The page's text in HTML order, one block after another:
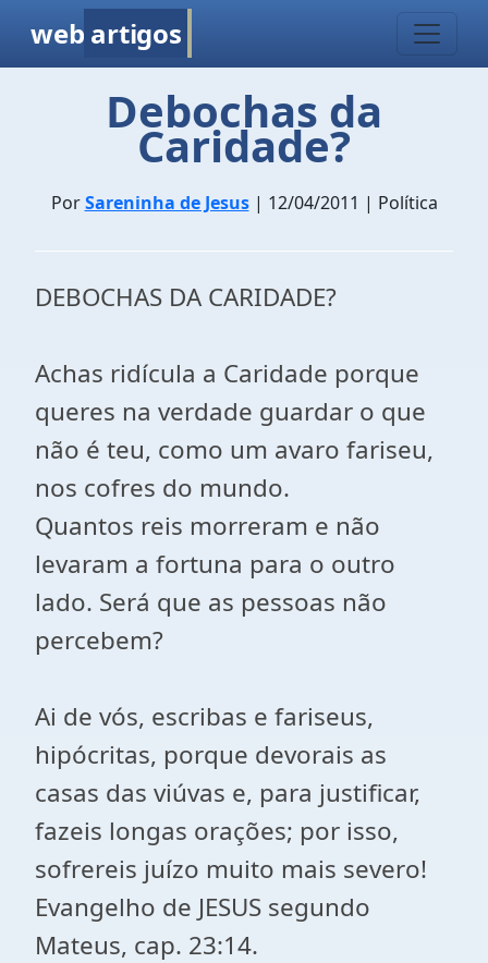
web artigos
Debochas da
Caridade?
PorSareninha de Jesus| 12/04/2011 | Política
DEBOCHAS DA CARIDADE?
Achas ridícula a Caridade porque
queres na verdade guardar o que
não é teu, como um avaro fariseu,
nos cofres do mundo.
Quantos reis morreram e não
levaram a fortuna para o outro
lado. Será que as pessoas não
percebem?
Ai de vós, escribas e fariseus,
hipócritas, porque devorais as
casas das viúvas e, para justificar,
fazeis longas orações; por isso,
sofrereis juízo muito mais severo!
Evangelho de JESUS segundo
Mateus, cap. 23:14.